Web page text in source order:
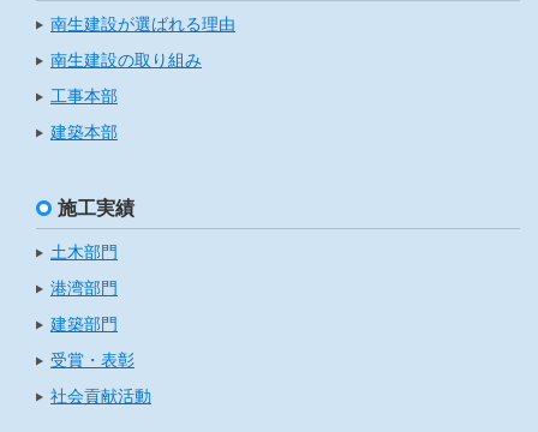
南生建設が選ばれる理由
南生建設の取り組み
工事本部
建築本部
施工実績
土木部門
港湾部門
建築部門
受賞・表彰
社会貢献活動